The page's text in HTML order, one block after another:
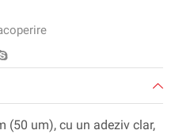
(50 um), cu un adeziv clar,